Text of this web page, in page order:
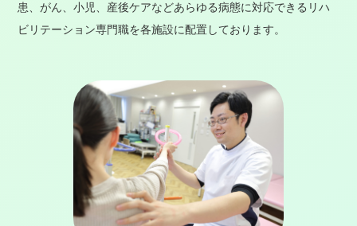
患、がん、小児、産後ケアなどあらゆる病態に対応できるリハ
ビリテーション専門職を各施設に配置しております。